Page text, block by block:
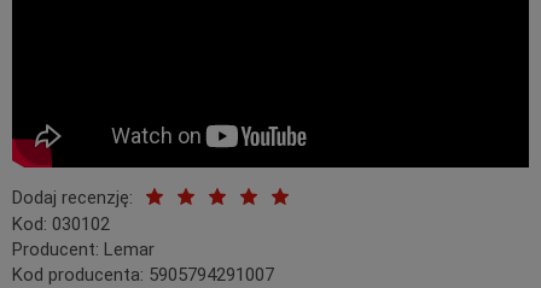
Dodaj recenzję:
Kod: 030102
Producent: Lemar
Kod producenta: 5905794291007